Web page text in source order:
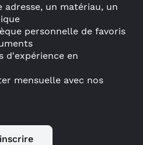
adresse, un matériau, un
personnelle de favoris
d'expérience en
mensuelle avec nos